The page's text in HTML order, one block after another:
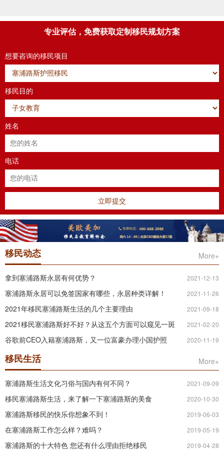
专业评估，免费获取定制移民规划方案
想要咨询的移民项目
移民目的
姓名
电话
立即提交
移民动态 More+
拿到塞浦路斯永居有何优势？ 2021-12-13
塞浦路斯永居可以免签国家有哪些，永居种类详解！ 2021-11-26
2021年移民塞浦路斯生活的几个主要理由 2021-09-18
2021移民塞浦路斯好不好？从这五个方面可以窥见一斑 2021-02-20
谷歌前CEO入籍塞浦路斯，又一位富豪办理小国护照 2020-11-19
移民生活 More+
塞浦路斯生活文化习俗与国内有何不同？ 2021-09-09
移民塞浦路斯生活，来了解一下塞浦路斯的美食 2020-10-30
塞浦路斯移民的快乐你想象不到！ 2019-06-03
在塞浦路斯工作怎么样？难吗？ 2019-05-19
塞浦路斯的十大特色 您还有什么理由拒绝移民 2019-04-28